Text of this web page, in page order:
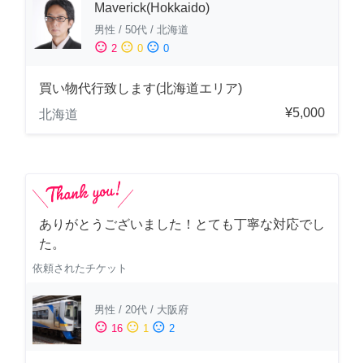
Maverick(Hokkaido)
男性 / 50代 / 北海道
sentiment_satisfied 2 sentiment_neutral 0 sentiment_dissatisfied 0
買い物代行致します(北海道エリア)
北海道
¥5,000
ありがとうございました！とても丁寧な対応でし
た。
依頼されたチケット
男性 / 20代 / 大阪府
sentiment_satisfied 16 sentiment_neutral 1 sentiment_dissatisfied 2